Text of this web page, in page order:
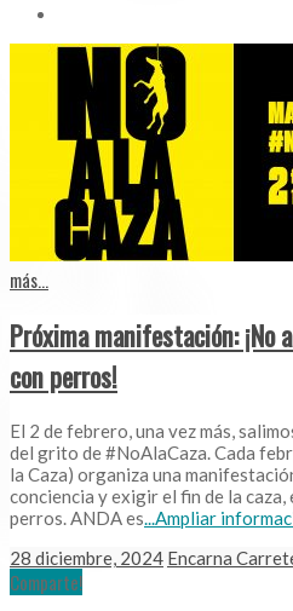
más...
Próxima manifestación: ¡No
con perros!
El 2 de febrero, una vez más,
del grito de #NoAlaCaza. Cada
la Caza) organiza una
conciencia y exigir el fin de la
perros. ANDA es...Ampliar
28 diciembre, 2024 Encarna
Comparte!